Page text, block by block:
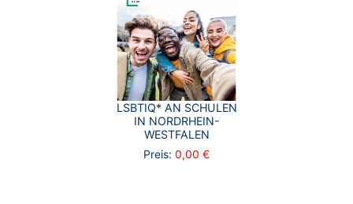
LSBTIQ* AN SCHULEN
IN NORDRHEIN-
WESTFALEN
Preis: 0,00 €